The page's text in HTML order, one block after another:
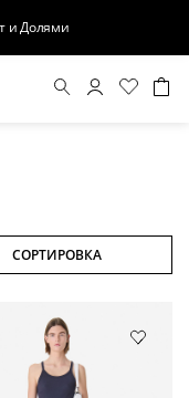
и Долями
СОРТИРОВКА